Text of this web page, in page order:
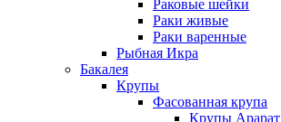
Раковые шейки
Раки живые
Раки варенные
Рыбная Икра
Бакалея
Крупы
Фасованная крупа
Крупы Арарат